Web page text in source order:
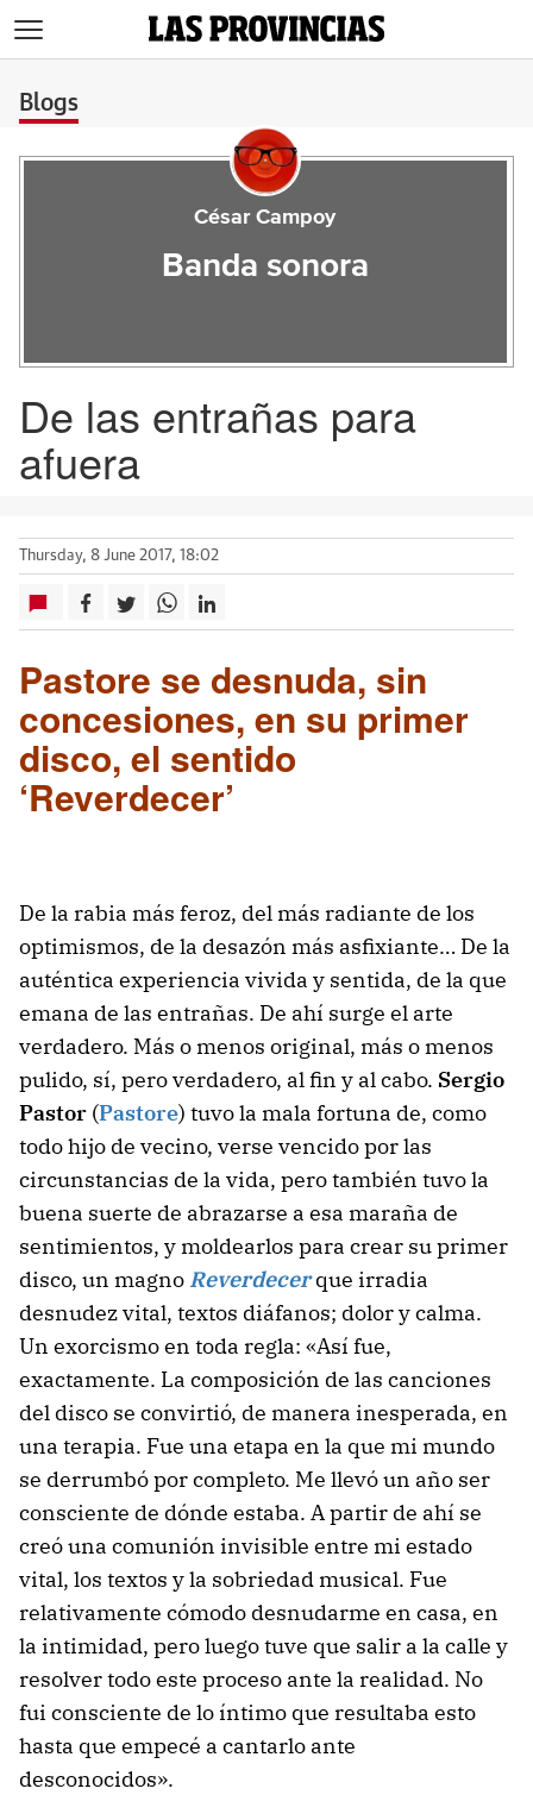
Blogs
César Campoy
Banda sonora
De las entrañas para
afuera
Thursday, 8 June 2017, 18:02
Pastore se desnuda, sin
concesiones, en su primer
disco, el sentido
‘Reverdecer’
De la rabia más feroz, del más radiante de los
optimismos, de la desazón más asfixiante… De la
auténtica experiencia vivida y sentida, de la que
emana de las entrañas. De ahí surge el arte
verdadero. Más o menos original, más o menos
pulido, sí, pero verdadero, al fin y al cabo. Sergio
Pastor (Pastore) tuvo la mala fortuna de, como
todo hijo de vecino, verse vencido por las
circunstancias de la vida, pero también tuvo la
buena suerte de abrazarse a esa maraña de
sentimientos, y moldearlos para crear su primer
disco, un magno Reverdecerque irradia
desnudez vital, textos diáfanos; dolor y calma.
Un exorcismo en toda regla: «Así fue,
exactamente. La composición de las canciones
del disco se convirtió, de manera inesperada, en
una terapia. Fue una etapa en la que mi mundo
se derrumbó por completo. Me llevó un año ser
consciente de dónde estaba. A partir de ahí se
creó una comunión invisible entre mi estado
vital, los textos y la sobriedad musical. Fue
relativamente cómodo desnudarme en casa, en
la intimidad, pero luego tuve que salir a la calle y
resolver todo este proceso ante la realidad. No
fui consciente de lo íntimo que resultaba esto
hasta que empecé a cantarlo ante
desconocidos».